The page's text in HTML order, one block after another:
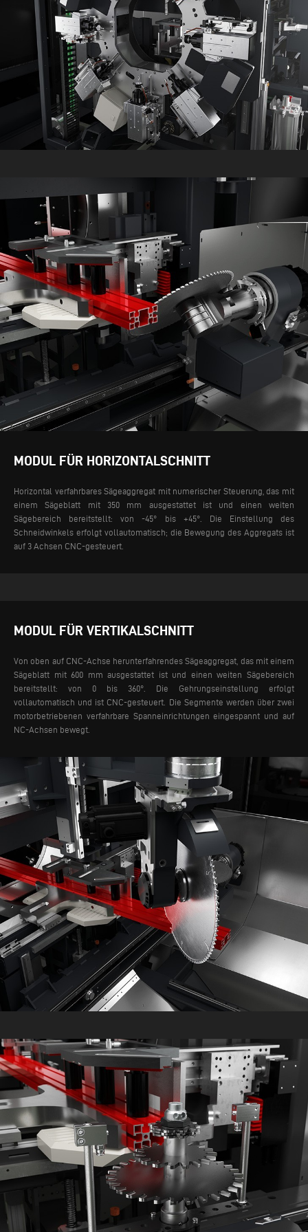
MODUL FÜR HORIZONTALSCHNITT
Horizontal verfahrbares Sägeaggregat mit numerischer Steuerung, das mit
einem Sägeblatt mit 350 mm ausgestattet ist und einen weiten
Sägebereich bereitstellt: von -45° bis +45°. Die Einstellung des
Schneidwinkels erfolgt vollautomatisch; die Bewegung des Aggregats ist
auf 3 Achsen CNC-gesteuert.
MODUL FÜR VERTIKALSCHNITT
Von oben auf CNC-Achse herunterfahrendes Sägeaggregat, das mit einem
Sägeblatt mit 600 mm ausgestattet ist und einen weiten Sägebereich
bereitstellt: von 0 bis 360°. Die Gehrungseinstellung erfolgt
vollautomatisch und ist CNC-gesteuert. Die Segmente werden über zwei
motorbetriebenen verfahrbare Spanneinrichtungen eingespannt und auf
NC-Achsen bewegt.